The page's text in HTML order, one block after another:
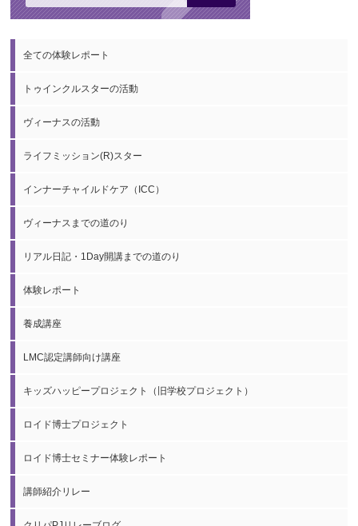
全ての体験レポート
トゥインクルスターの活動
ヴィーナスの活動
ライフミッション(R)スター
インナーチャイルドケア（ICC）
ヴィーナスまでの道のり
リアル日記・1Day開講までの道のり
体験レポート
養成講座
LMC認定講師向け講座
キッズハッピープロジェクト（旧学校プロジェクト）
ロイド博士プロジェクト
ロイド博士セミナー体験レポート
講師紹介リレー